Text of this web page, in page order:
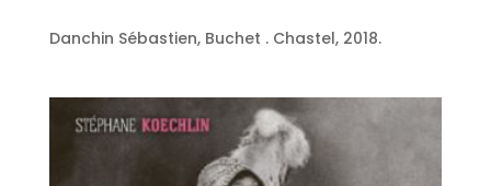
Danchin Sébastien, Buchet . Chastel, 2018.